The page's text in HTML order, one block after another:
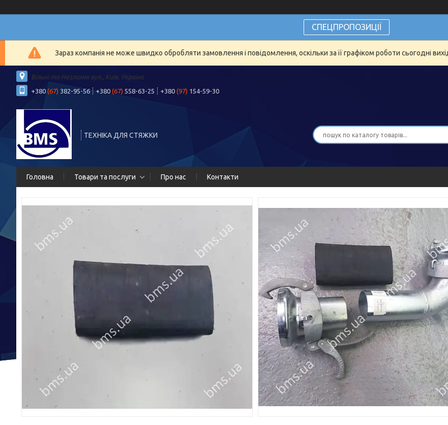
СПЕЦПРОПОЗИЦІЇ
Зараз компанія не може швидко обробляти замовлення і повідомлення, оскільки за її графіком роботи сьогодні
Вільні та Незламні вул., Київ, Україна
+380 (67) 382-95-56 +380 (67) 558-63-25 +380 (97) 154-59-30
ТЕХНІКА ДЛЯ СТЯЖКИ
Головна Товари та послуги Про нас Контакти